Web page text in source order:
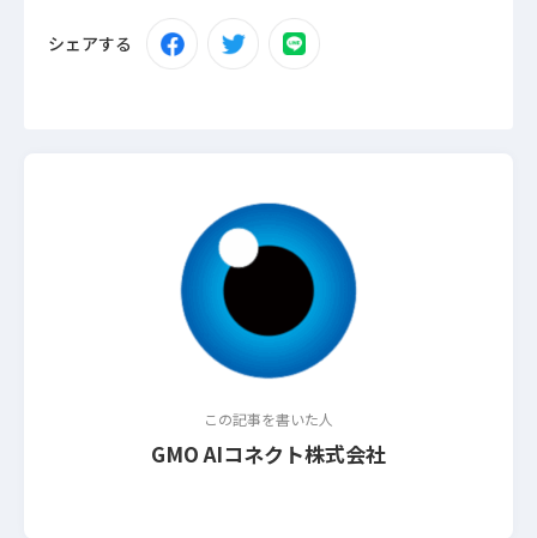
シェアする
この記事を書いた人
GMO AIコネクト株式会社